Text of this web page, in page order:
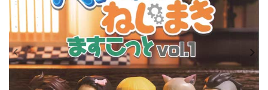
カプセルトイ
販促用空カプセル
レンタル